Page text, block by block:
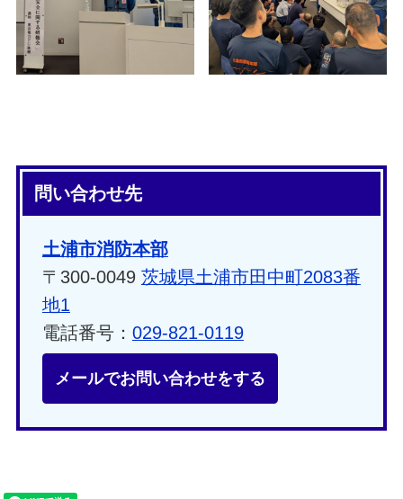
問い合わせ先
土浦市消防本部
〒300-0049 茨城県土浦市田中町2083番
地1
電話番号： 029-821-0119
メールでお問い合わせをする